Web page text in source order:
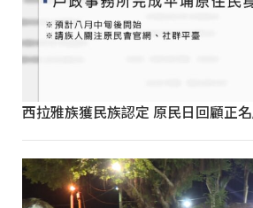
西拉雅族獲民族認定 原民日回顧正